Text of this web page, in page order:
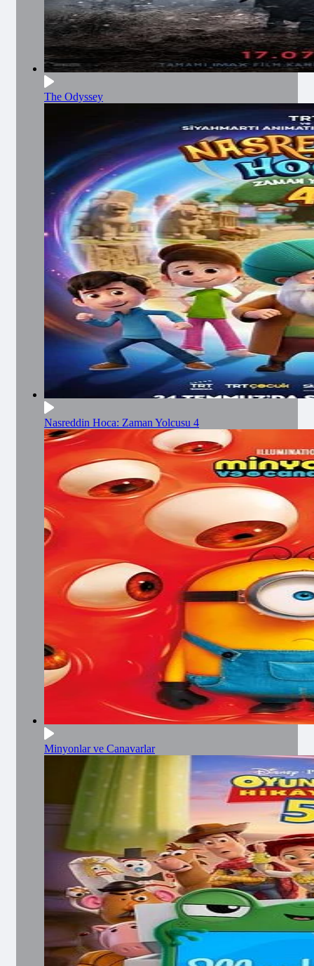
The Odyssey
Nasreddin Hoca: Zaman Yolcusu 4
Minyonlar ve Canavarlar